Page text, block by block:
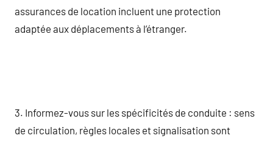
assurances de location incluent une protection
adaptée aux déplacements à l’étranger.
3. Informez-vous sur les spécificités de conduite : sens
de circulation, règles locales et signalisation sont